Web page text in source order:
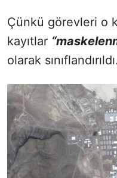
Çünkü görevleri o
kayıtlar
olarak sınıflandırıldı.